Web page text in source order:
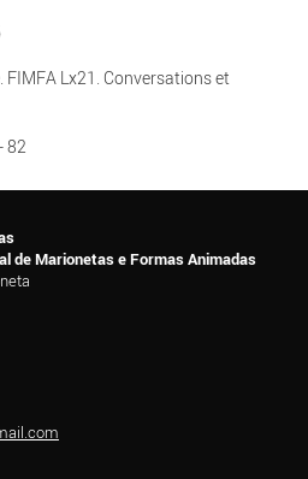
Lx21. Conversations et
82
de Marionetas e Formas Animadas